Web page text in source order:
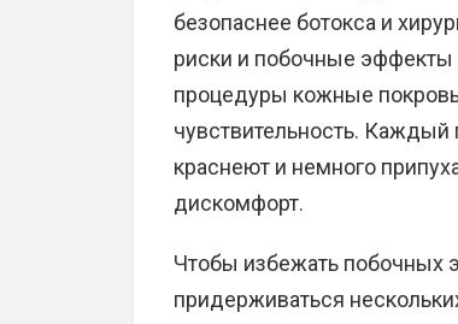
безопаснее ботокса и
риски и побочные эффекты
процедуры кожные
чувствительность. Каждый
краснеют и немного
дискомфорт.
Чтобы избежать побочных
придерживаться